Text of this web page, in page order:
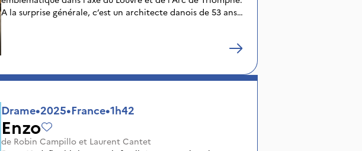
A la surprise générale, c’est un architecte danois de 53 ans,
Johan Otto von Spreckelsen est propulsé à la tête du plus
grand chantier de l’époque. Et s’il entend bâtir sa Grande
heurter à la complexité du réel et aux aléas de la politique.
Drame•2025•France•1h42
Enzo
de Robin Campilloet Laurent Cantet